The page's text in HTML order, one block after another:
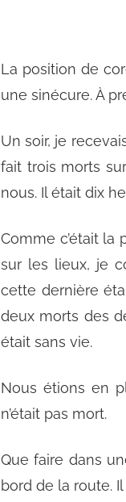
La position de
une sinécure. À
Un soir, je
fait trois morts
nous. Il était dix
Comme c’était la
sur les lieux, je
cette dernière
deux morts des
était sans vie.
Nous étions en
n’était pas mort.
Que faire dans
bord de la route.